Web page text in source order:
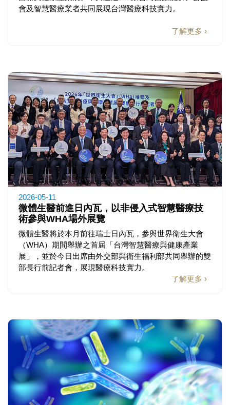
會及智慧醫療業者共同展現台灣醫療科技實力。
了解更多 ›
2026-05-11
微體生醫前進日內瓦，以非侵入式智慧醫療技
術參與WHA場外展覽
微體生醫將於本月前往瑞士日內瓦，參與世界衛生大會
（WHA）期間舉辦之首屆「台灣智慧醫療與健康產業
展」，並於今日出席由外交部與衛生福利部共同舉辦的雙
部長行前記者會，展現醫療科技實力。
了解更多 ›